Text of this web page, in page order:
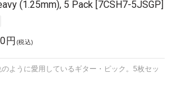
(1.25mm), 5 Pack [7CSH7-5JSGP]
円 (税込)
ように愛用しているギター・ピック。5枚セッ